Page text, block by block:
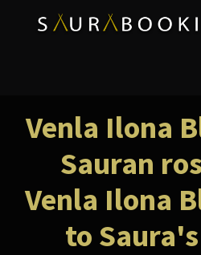
Venla Ilona
Sauran
Venla Ilona
to